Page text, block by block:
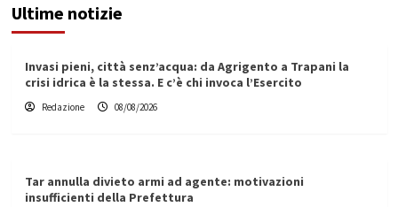
Ultime notizie
Invasi pieni, città senz’acqua: da Agrigento a Trapani la
crisi idrica è la stessa. E c’è chi invoca l’Esercito
Redazione 08/08/2026
Tar annulla divieto armi ad agente: motivazioni
insufficienti della Prefettura